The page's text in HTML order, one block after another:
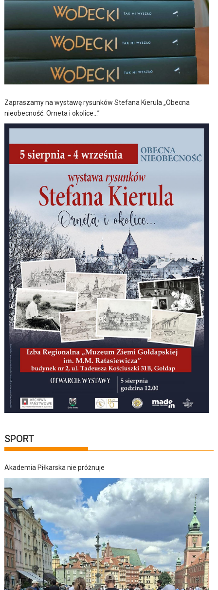
Zapraszamy na wystawę rysunków Stefana Kierula „Obecna
nieobecność. Orneta i okolice…”
SPORT
Akademia Piłkarska nie próżnuje